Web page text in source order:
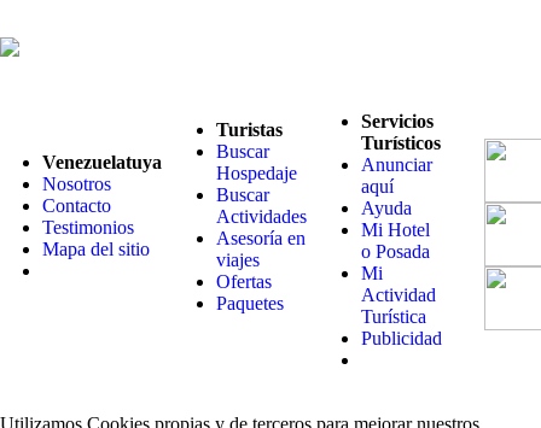
Venezuelatuya
Nosotros
Contacto
Testimonios
Mapa del sitio
Turistas
Buscar
Hospedaje
Buscar
Actividades
Asesoría en
viajes
Ofertas
Paquetes
Servicios
Turísticos
Anunciar
aquí
Ayuda
Mi Hotel
o Posada
Mi
Actividad
Turística
Publicidad
Utilizamos Cookies propias y de terceros para mejorar nuestros